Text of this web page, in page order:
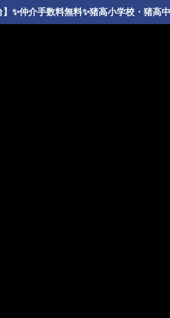
】✨️仲介手数料無料✨️猪高小学校・猪高